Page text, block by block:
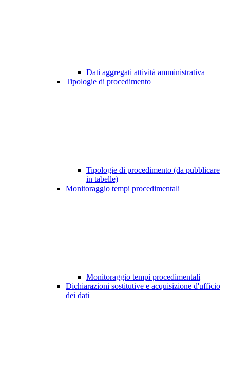
Dati aggregati attività amministrativa
Tipologie di procedimento
Tipologie di procedimento (da pubblicare
in tabelle)
Monitoraggio tempi procedimentali
Monitoraggio tempi procedimentali
Dichiarazioni sostitutive e acquisizione d'ufficio
dei dati